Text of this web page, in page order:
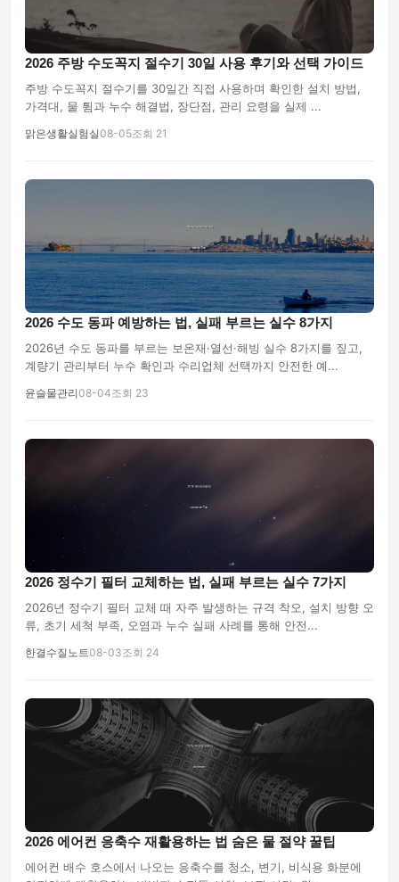
2026 주방 수도꼭지 절수기 30일 사용 후기와 선택 가이드
주방 수도꼭지 절수기를 30일간 직접 사용하며 확인한 설치 방법,
가격대, 물 튐과 누수 해결법, 장단점, 관리 요령을 실제 ...
맑은생활실험실08-05조회 21
2026 수도 동파 예방하는 법, 실패 부르는 실수 8가지
2026년 수도 동파를 부르는 보온재·열선·해빙 실수 8가지를 짚고,
계량기 관리부터 누수 확인과 수리업체 선택까지 안전한 예...
윤슬물관리08-04조회 23
2026 정수기 필터 교체하는 법, 실패 부르는 실수 7가지
2026년 정수기 필터 교체 때 자주 발생하는 규격 착오, 설치 방향 오
류, 초기 세척 부족, 오염과 누수 실패 사례를 통해 안전...
한결수질노트08-03조회 24
2026 에어컨 응축수 재활용하는 법 숨은 물 절약 꿀팁
에어컨 배수 호스에서 나오는 응축수를 청소, 변기, 비식용 화분에